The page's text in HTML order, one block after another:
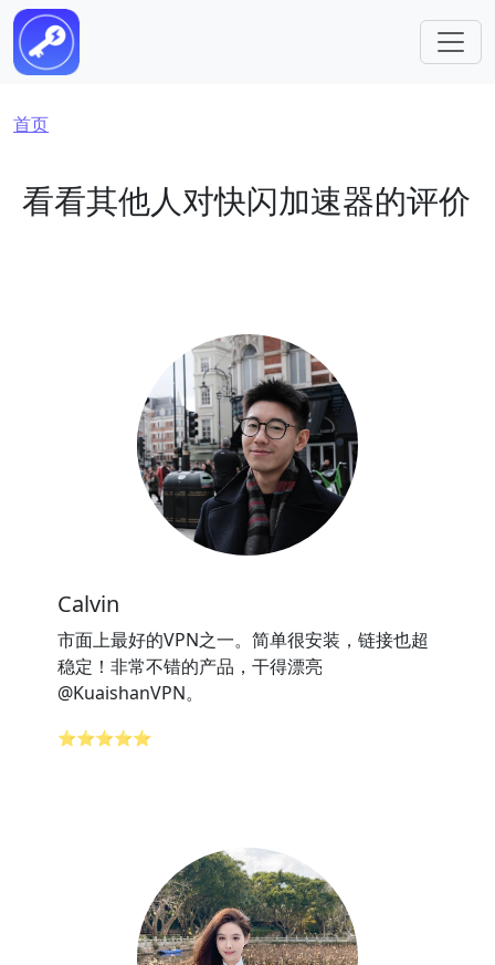
跳转到主要内容
面包屑
首页
看看其他人对快闪加速器的评价
Calvin
市面上最好的VPN之一。简单很安装，链接也超
稳定！非常不错的产品，干得漂亮
@KuaishanVPN。
⭐⭐⭐⭐⭐